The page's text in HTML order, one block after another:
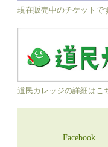
現在販売中のチケットで
道民カレッジの詳細はこ
Facebook